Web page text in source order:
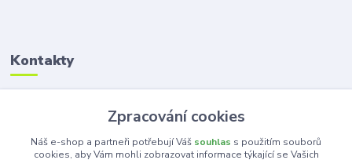
Kontakty
Zákaznická podpora
+420 603 100 966
(Po-Pá, 8-16 hod.)
Zpracování cookies
Náš e-shop a partneři potřebují Váš souhlas s použitím souborů
cookies, aby Vám mohli zobrazovat informace týkající se Vašich